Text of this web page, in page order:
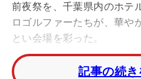
前夜祭を、千葉県内のホテ
ロゴルファーたちが、華や
とい会場を彩った。
大会の冠スポンサーを務め
記事の続